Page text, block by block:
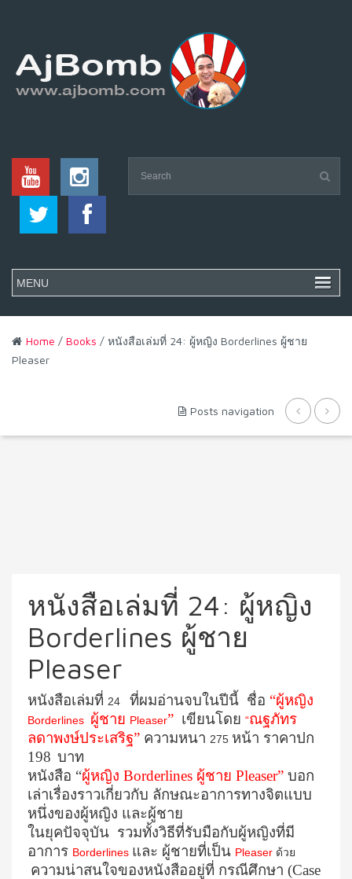
Home / Books / หนังสือเล่มที่ 24: ผู้หญิง Borderlines ผู้ชาย
Pleaser
Posts navigation
หนังสือเล่มที่ 24: ผู้หญิง
Borderlines ผู้ชาย
Pleaser
หนังสือเล่มที่ 24 ที่ผมอ่านจบในปีนี้ ชื่อ “ผู้หญิง
Borderlines ผู้ชาย Pleaser” เขียนโดย “ณฐภัทร
ลดาพงษ์ประเสริฐ” ความหนา 275 หน้า ราคาปก
198 บาท
หนังสือ “ผู้หญิง Borderlines ผู้ชาย Pleaser” บอก
เล่าเรื่องราวเกี่ยวกับ ลักษณะอาการทางจิตแบบ
หนึ่งของผู้หญิง และผู้ชาย
ในยุคปัจจุบัน รวมทั้งวิธีที่รับมือกับผู้หญิงที่มี
อาการ Borderlines และ ผู้ชายที่เป็น Pleaser ด้วย
ความน่าสนใจของหนังสืออยู่ที่ กรณีศึกษา (Case